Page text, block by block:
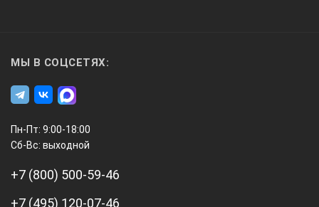
плоский
МЫ В СОЦСЕТЯХ:
Пн-Пт: 9:00-18:00
Сб-Вс: выходной
+7 (800) 500-59-46
+7 (495) 120-07-46